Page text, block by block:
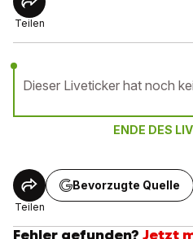
Teilen
Dieser Liveticker hat noch
ENDE DES
Teilen
Bevorzugte Quelle
Fehler gefunden? Jetzt